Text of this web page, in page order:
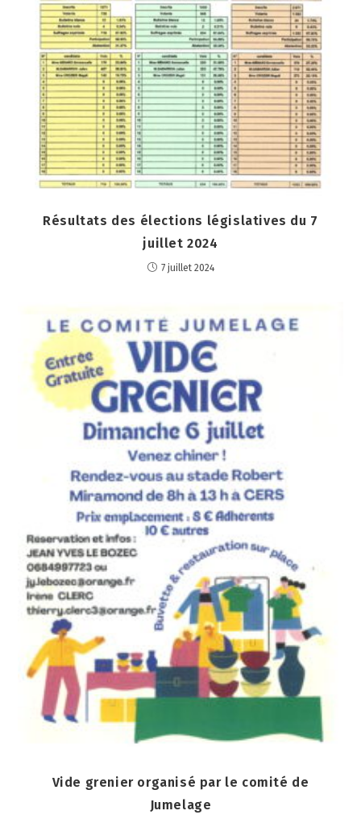
Résultats des élections législatives du 7
juillet 2024
7 juillet 2024
Vide grenier organisé par le comité de
Jumelage